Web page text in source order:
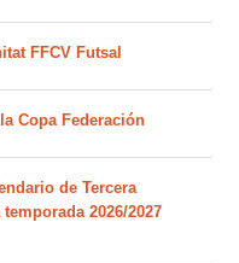
FFCV Futsal
Copa Federación
de Tercera
2026/2027